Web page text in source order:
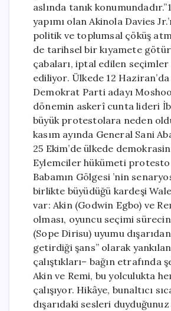
aslında tanık
yapımı olan Akinola Davies
politik ve toplumsal çöküş
de tarihsel bir kıyamete
çabaları, iptal edilen
ediliyor. Ülkede 12
Demokrat Parti adayı
dönemin askerî cunta lideri
büyük protestolara neden
kasım ayında General Sani
25 Ekim’de ülkede
Eylemciler hükümeti protesto
Babamın Gölgesi ’nin
birlikte büyüdüğü kardeşi
var: Akin (Godwin Egbo) ve
olması, oyuncu seçimi
(Sope Dirisu) uyumu
getirdiği şans” olarak
çalıştıkları– bağın etrafında
Akin ve Remi, bu yolculukta
çalışıyor. Hikâye, bunaltıcı
dışarıdaki sesleri